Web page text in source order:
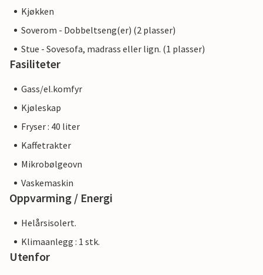
Kjøkken
Soverom - Dobbeltseng(er) (2 plasser)
Stue - Sovesofa, madrass eller lign. (1 plasser)
Fasiliteter
Gass/el.komfyr
Kjøleskap
Fryser : 40 liter
Kaffetrakter
Mikrobølgeovn
Vaskemaskin
Oppvarming / Energi
Helårsisolert.
Klimaanlegg : 1 stk.
Utenfor